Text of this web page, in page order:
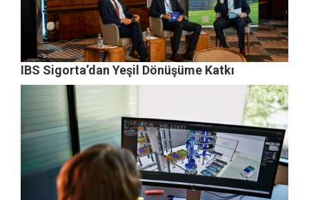
IBS Sigorta’dan Yeşil Dönüşüme Katkı